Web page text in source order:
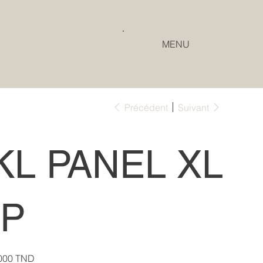
MENU
Précédent Suivant
PANEL XL
TND